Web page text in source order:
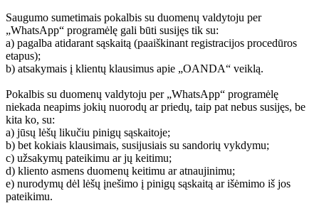
Saugumo sumetimais pokalbis su duomenų valdytoju per
„WhatsApp“ programėlę gali būti susijęs tik su:
a) pagalba atidarant sąskaitą (paaiškinant registracijos procedūros
etapus);
b) atsakymais į klientų klausimus apie „OANDA“ veiklą.
Pokalbis su duomenų valdytoju per „WhatsApp“ programėlę
niekada neapims jokių nuorodų ar priedų, taip pat nebus susijęs, be
kita ko, su:
a) jūsų lėšų likučiu pinigų sąskaitoje;
b) bet kokiais klausimais, susijusiais su sandorių vykdymu;
c) užsakymų pateikimu ar jų keitimu;
d) kliento asmens duomenų keitimu ar atnaujinimu;
e) nurodymų dėl lėšų įnešimo į pinigų sąskaitą ar išėmimo iš jos
pateikimu.